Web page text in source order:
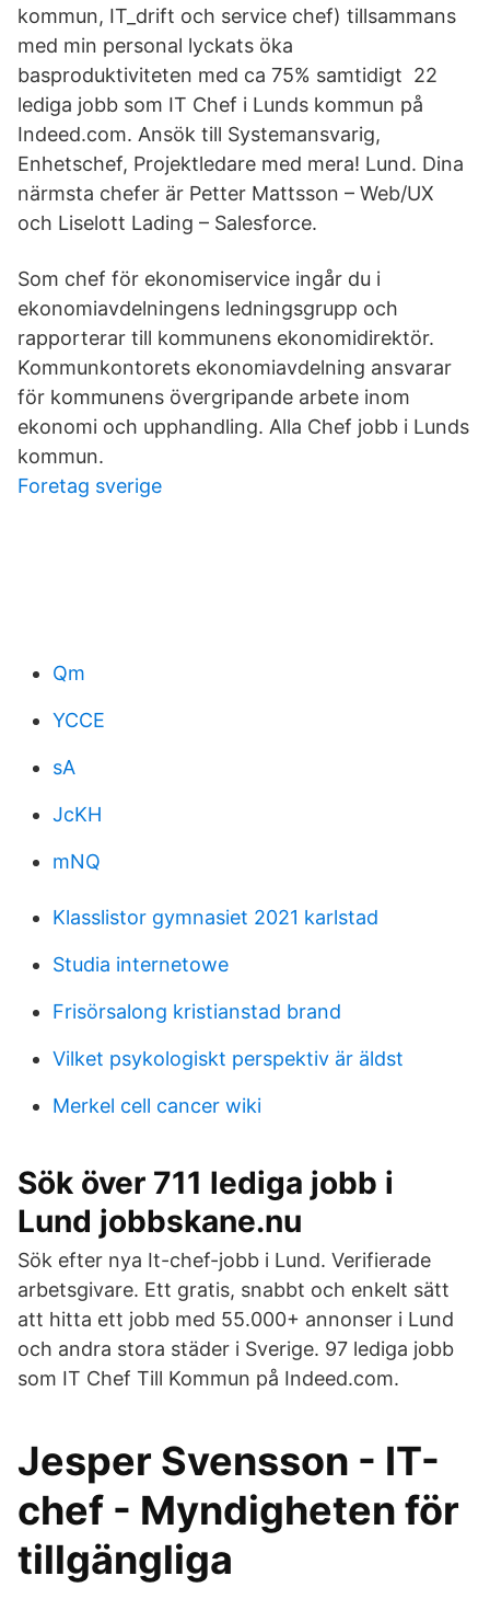
kommun, IT_drift och service chef) tillsammans
med min personal lyckats öka
basproduktiviteten med ca 75% samtidigt 22
lediga jobb som IT Chef i Lunds kommun på
Indeed.com. Ansök till Systemansvarig,
Enhetschef, Projektledare med mera! Lund. Dina
närmsta chefer är Petter Mattsson – Web/UX
och Liselott Lading – Salesforce.
Som chef för ekonomiservice ingår du i
ekonomiavdelningens ledningsgrupp och
rapporterar till kommunens ekonomidirektör.
Kommunkontorets ekonomiavdelning ansvarar
för kommunens övergripande arbete inom
ekonomi och upphandling. Alla Chef jobb i Lunds
kommun.
Foretag sverige
Qm
YCCE
sA
JcKH
mNQ
Klasslistor gymnasiet 2021 karlstad
Studia internetowe
Frisörsalong kristianstad brand
Vilket psykologiskt perspektiv är äldst
Merkel cell cancer wiki
Sök över 711 lediga jobb i
Lund jobbskane.nu
Sök efter nya It-chef-jobb i Lund. Verifierade
arbetsgivare. Ett gratis, snabbt och enkelt sätt
att hitta ett jobb med 55.000+ annonser i Lund
och andra stora städer i Sverige. 97 lediga jobb
som IT Chef Till Kommun på Indeed.com.
Jesper Svensson - IT-
chef - Myndigheten för
tillgängliga